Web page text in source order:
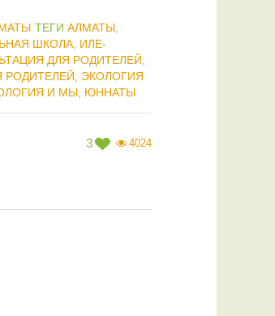
ТЕГИ АЛМАТЫ,
ШКОЛА, ИЛЕ-
ДЛЯ РОДИТЕЛЕЙ
РОДИТЕЛЕЙ
ЭКОЛОГИЯ
И МЫ, ЮННАТЫ
3 4024